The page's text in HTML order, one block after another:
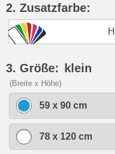
2. Zusatzfarbe:
3. Größe: klein
(Breite x Höhe)
59 x 90 cm
78 x 120 cm